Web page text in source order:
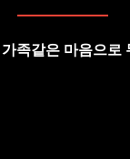
족같은 마음으로